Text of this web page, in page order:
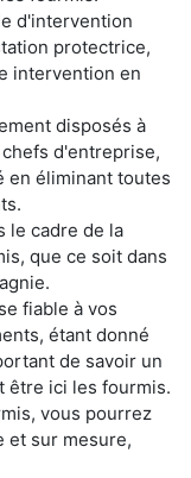
d'intervention
protectrice,
intervention en
disposés à
d'entreprise,
en éliminant toutes
le cadre de la
que ce soit dans
fiable à vos
étant donné
de savoir un
être ici les fourmis.
vous pourrez
et sur mesure,